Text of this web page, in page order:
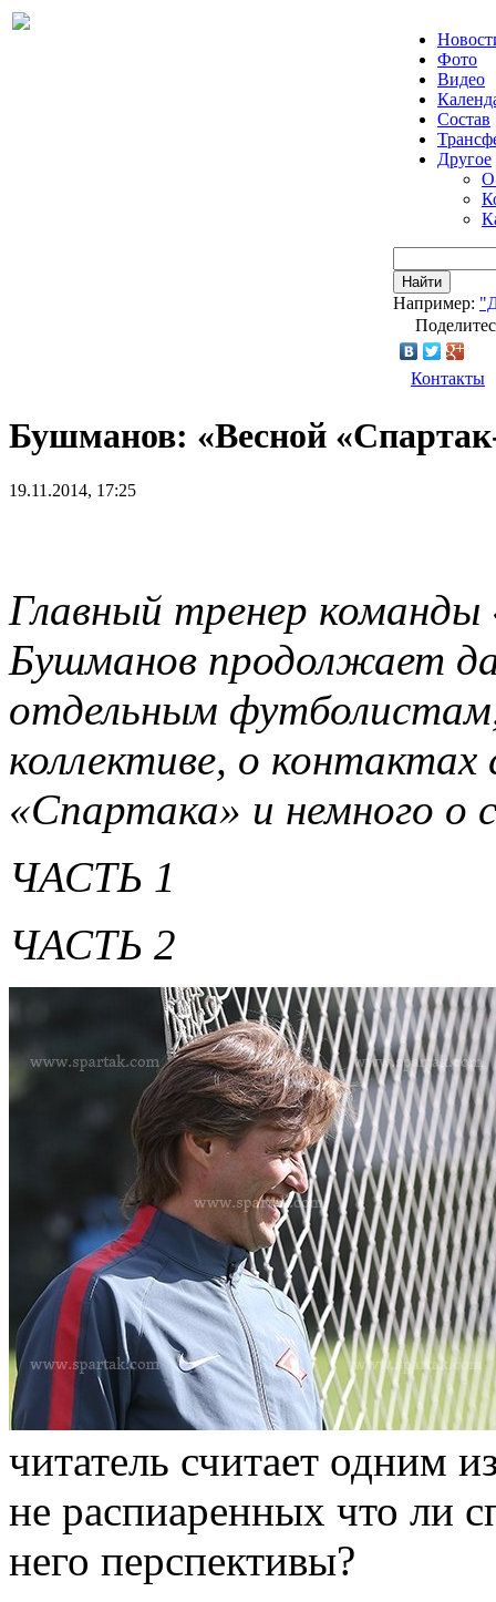
Фото
Видео
Состав
Другое
О
Найти
Например:
Контакты
Бушманов: «Весной
19.11.2014, 17:25
Главный тренер
Бушманов продолжает
отдельным
коллективе, о
«Спартака» и немного о
ЧАСТЬ 1
ЧАСТЬ 2
читатель считает одним
не распиаренных что ли
него перспективы?